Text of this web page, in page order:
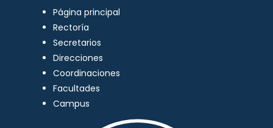
Página principal
Rectoría
Secretarios
Direcciones
Coordinaciones
Facultades
Campus